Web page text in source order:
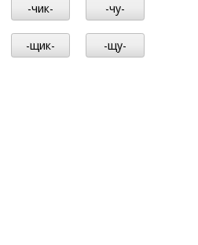
-чик- -чу-
-щик- -щу-